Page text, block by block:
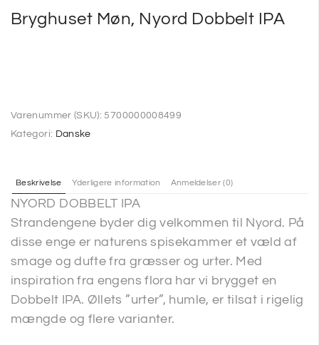
Bryghuset Møn, Nyord Dobbelt IPA
Varenummer (SKU): 5700000008499
Kategori: Danske
Beskrivelse Yderligere information Anmeldelser (0)
NYORD DOBBELT IPA
Strandengene byder dig velkommen til Nyord. På
disse enge er naturens spisekammer et væld af
smage og dufte fra græsser og urter. Med
inspiration fra engens flora har vi brygget en
Dobbelt IPA. Øllets ”urter”, humle, er tilsat i rigelig
mængde og flere varianter.